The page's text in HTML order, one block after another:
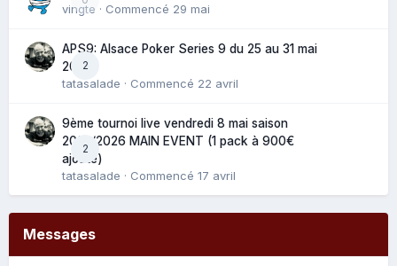
vingte · Commencé 29 mai
2
APS9: Alsace Poker Series 9 du 25 au 31 mai
2025
tatasalade · Commencé 22 avril
2
9ème tournoi live vendredi 8 mai saison
2025/2026 MAIN EVENT (1 pack à 900€
ajouté)
tatasalade · Commencé 17 avril
Messages